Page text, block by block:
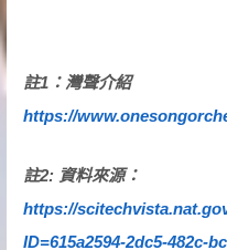
註1：灣聲介紹
https://
註2: 資料來源：
https://
ID=615a2594-2dc5-482c-